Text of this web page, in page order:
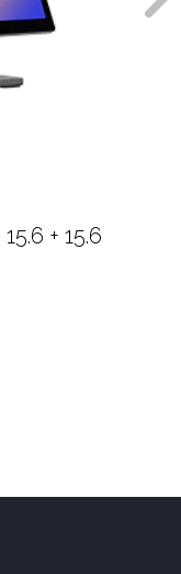
+ 15.6